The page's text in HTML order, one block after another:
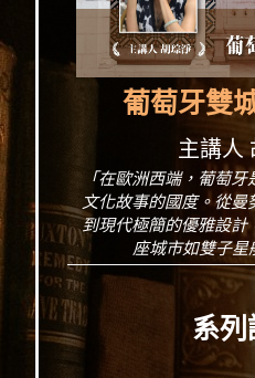
葡萄牙雙
主講人
「在歐洲西端，葡萄
文化故事的國度。從曼
到現代極簡的優雅設計
座城市如雙子星
系列